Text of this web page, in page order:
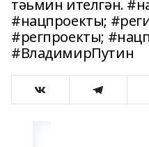
тәьмин ителгән.
#нацпроекты;
#регпроекты;
#ВладимирПутин